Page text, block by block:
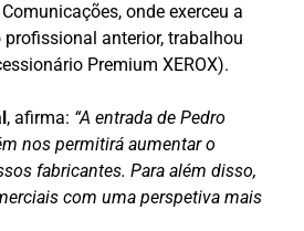
onde exerceu a
profissional anterior, trabalhou
Premium XEROX).
, afirma: “A entrada de Pedro
nos permitirá aumentar o
fabricantes. Para além disso,
com uma perspetiva mais